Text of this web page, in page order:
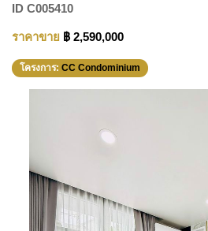
ID C005410
ราคาขาย ฿ 2,590,000
โครงการ: CC Condominium